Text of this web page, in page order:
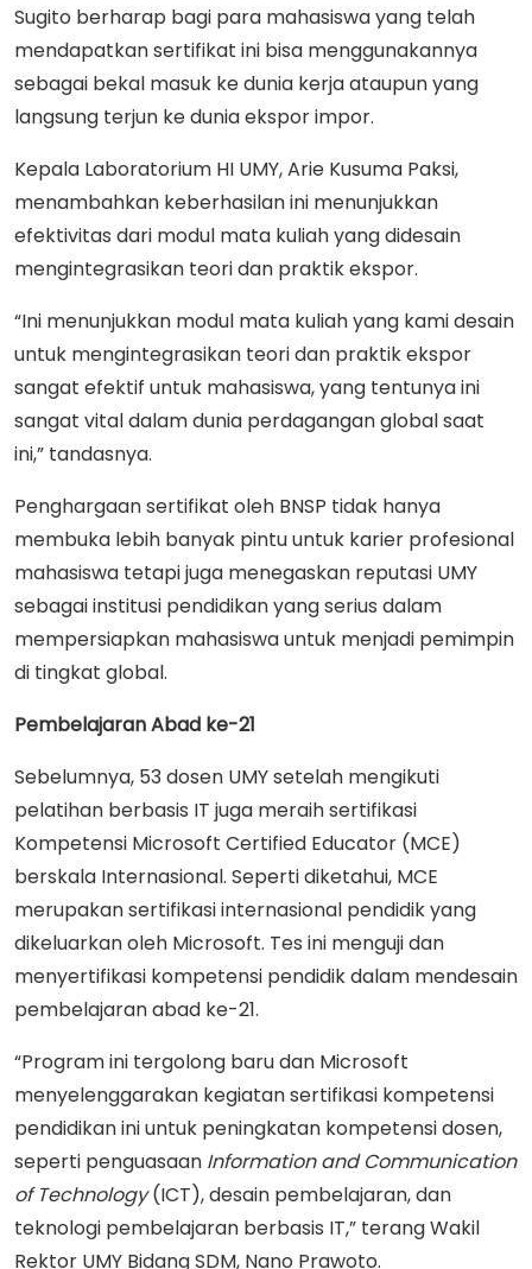
Sugito berharap bagi para mahasiswa yang telah
mendapatkan sertifikat ini bisa menggunakannya
sebagai bekal masuk ke dunia kerja ataupun yang
langsung terjun ke dunia ekspor impor.
Kepala Laboratorium HI UMY, Arie Kusuma Paksi,
menambahkan keberhasilan ini menunjukkan
efektivitas dari modul mata kuliah yang didesain
mengintegrasikan teori dan praktik ekspor.
“Ini menunjukkan modul mata kuliah yang kami desain
untuk mengintegrasikan teori dan praktik ekspor
sangat efektif untuk mahasiswa, yang tentunya ini
sangat vital dalam dunia perdagangan global saat
ini,” tandasnya.
Penghargaan sertifikat oleh BNSP tidak hanya
membuka lebih banyak pintu untuk karier profesional
mahasiswa tetapi juga menegaskan reputasi UMY
sebagai institusi pendidikan yang serius dalam
mempersiapkan mahasiswa untuk menjadi pemimpin
di tingkat global.
Pembelajaran Abad ke-21
Sebelumnya, 53 dosen UMY setelah mengikuti
pelatihan berbasis IT juga meraih sertifikasi
Kompetensi Microsoft Certified Educator (MCE)
berskala Internasional. Seperti diketahui, MCE
merupakan sertifikasi internasional pendidik yang
dikeluarkan oleh Microsoft. Tes ini menguji dan
menyertifikasi kompetensi pendidik dalam mendesain
pembelajaran abad ke-21.
“Program ini tergolong baru dan Microsoft
menyelenggarakan kegiatan sertifikasi kompetensi
pendidikan ini untuk peningkatan kompetensi dosen,
seperti penguasaan Information and Communication
of Technology(ICT), desain pembelajaran, dan
teknologi pembelajaran berbasis IT,” terang Wakil
Rektor UMY Bidang SDM, Nano Prawoto.